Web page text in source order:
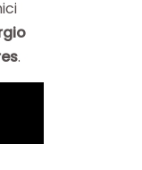
.